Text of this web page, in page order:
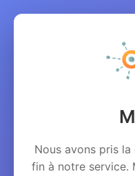
Nous avons pris
fin à notre service.